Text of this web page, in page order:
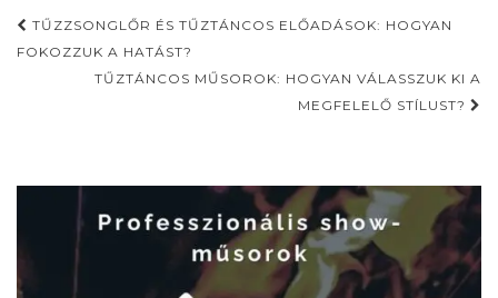
Post
navigation
TŰZZSONGLŐR ÉS TŰZTÁNCOS ELŐADÁSOK: HOGYAN
FOKOZZUK A HATÁST?
TŰZTÁNCOS MŰSOROK: HOGYAN VÁLASSZUK KI A
MEGFELELŐ STÍLUST?